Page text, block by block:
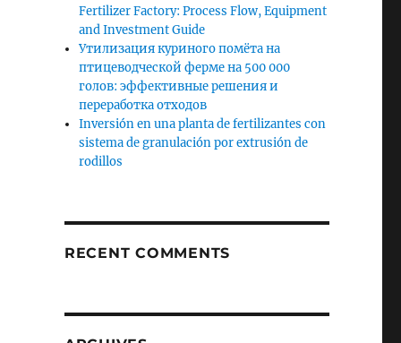
Fertilizer Factory: Process Flow, Equipment
and Investment Guide
Утилизация куриного помёта на
птицеводческой ферме на 500 000
голов: эффективные решения и
переработка отходов
Inversión en una planta de fertilizantes con
sistema de granulación por extrusión de
rodillos
RECENT COMMENTS